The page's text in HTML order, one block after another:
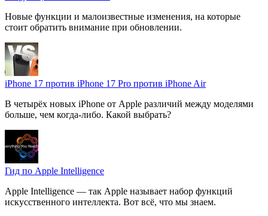
Новые функции и малоизвестные изменения, на которые
стоит обратить внимание при обновлении.
iPhone 17 против iPhone 17 Pro против iPhone Air
В четырёх новых iPhone от Apple различий между моделями
больше, чем когда-либо. Какой выбрать?
Гид по Apple Intelligence
Apple Intelligence — так Apple называет набор функций
искусственного интеллекта. Вот всё, что мы знаем.